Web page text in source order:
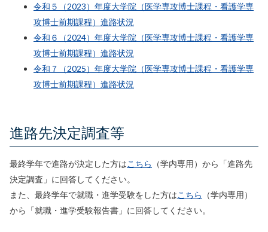
令和５（2023）年度大学院（医学専攻博士課程・看護学専
攻博士前期課程）進路状況
令和６（2024）年度大学院（医学専攻博士課程・看護学専
攻博士前期課程）進路状況
令和７（2025）年度大学院（医学専攻博士課程・看護学専
攻博士前期課程）進路状況
進路先決定調査等
最終学年で進路が決定した方はこちら
（学内専用）から「進路先
決定調査」に回答してください。
また、最終学年で就職・進学受験をした方はこちら
（学内専用）
から「就職・進学受験報告書」に回答してください。